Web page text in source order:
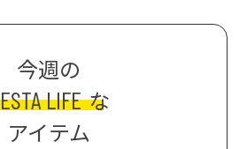
今週の
LIFE な
アイテム